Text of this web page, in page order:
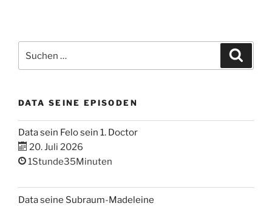
nach:
DATA SEINE EPISODEN
Data sein Felo sein 1. Doctor
20. Juli 2026
1Stunde35Minuten
Data seine Subraum-Madeleine